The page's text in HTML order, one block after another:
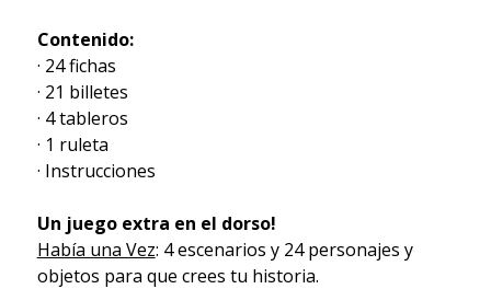
Contenido:
· 24 fichas
· 21 billetes
· 4 tableros
· 1 ruleta
· Instrucciones
Un juego extra en el dorso!
Había una Vez: 4 escenarios y 24 personajes y
objetos para que crees tu historia.